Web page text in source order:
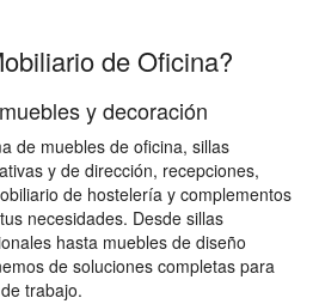
de Oficina?
y decoración
de muebles de oficina, sillas
y de dirección, recepciones,
de hostelería y complementos
necesidades. Desde sillas
hasta muebles de diseño
de soluciones completas para
trabajo.